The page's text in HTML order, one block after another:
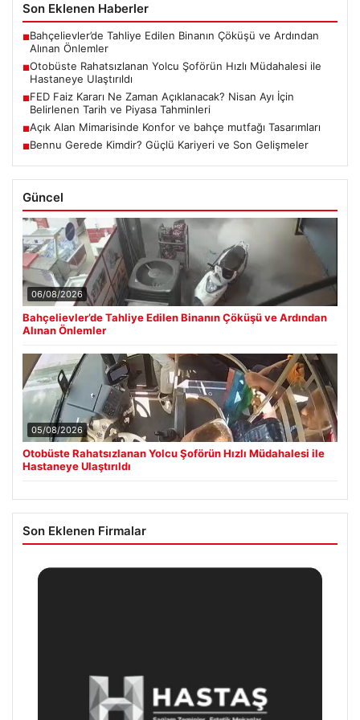
Son Eklenen Haberler
■Bahçelievler’de Tahliye Edilen Binanın Çöküşü ve Ardından
Alınan Önlemler
■Otobüste Rahatsızlanan Yolcu Şoförün Hızlı Müdahalesi ile
Hastaneye Ulaştırıldı
■FED Faiz Kararı Ne Zaman Açıklanacak? Nisan Ayı İçin
Belirlenen Tarih ve Piyasa Tahminleri
■Açık Alan Mimarisinde Konfor ve bahçe mutfağı Tasarımları
■Bennu Gerede Kimdir? Güçlü Kariyeri ve Son Gelişmeler
Güncel
06/08/2026
Bahçelievler’de Tahliye Edilen Binanın Çöküşü ve Ardından
Alınan Önlemler
05/08/2026
Otobüste Rahatsızlanan Yolcu Şoförün Hızlı Müdahalesi ile
Hastaneye Ulaştırıldı
Son Eklenen Firmalar